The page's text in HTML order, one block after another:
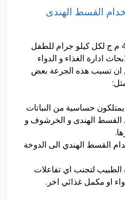
القسط الهندى
قد ذكرنا ان الجرعة 40 م ج لكل كيلو جرام للطفل
ادارة الغذاء و الدواء
ان تسبب هذه الجرعة بعض
حساسية من النباتات
القسط الهندى و الخرشوف و
القسط الهندي الى الدوخة
لتجنب اي تفاعلات
او مكمل غذائي اخر.